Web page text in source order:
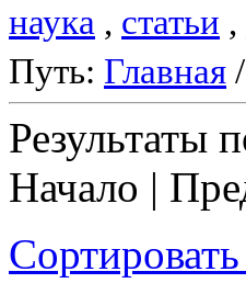
наука , статьи ,
Путь: Главная /
Результаты
Начало |